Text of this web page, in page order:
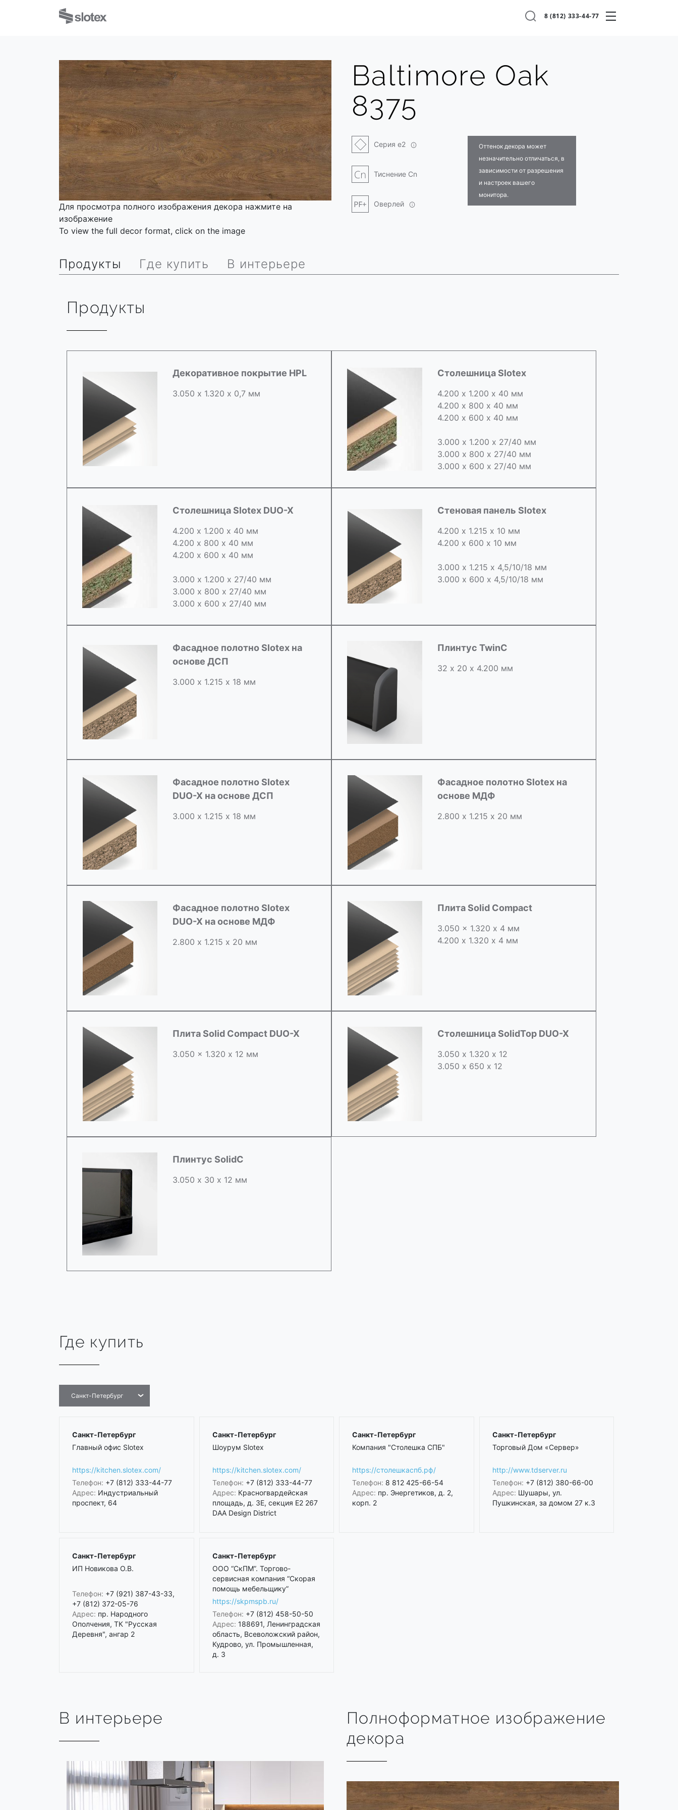
8 (812) 333-44-77
Для просмотра полного изображения декора нажмите на
изображение
To view the full decor format, click on the image
Baltimore Oak
8375
Серия e2
Тиснение Cn
Оверлей
Оттенок декора может
незначительно отличаться, в
зависимости от разрешения
и настроек вашего
монитора.
Продукты Где купить В интерьере
Продукты
Декоративное покрытие HPL
3.050 х 1.320 х 0,7 мм
Столешница Slotex
4.200 х 1.200 х 40 мм
4.200 х 800 х 40 мм
4.200 х 600 х 40 мм
3.000 х 1.200 х 27/40 мм
3.000 х 800 х 27/40 мм
3.000 х 600 х 27/40 мм
Cтолешница Slotex DUO-X
4.200 х 1.200 х 40 мм
4.200 х 800 х 40 мм
4.200 х 600 х 40 мм
3.000 х 1.200 х 27/40 мм
3.000 х 800 х 27/40 мм
3.000 х 600 х 27/40 мм
Стеновая панель Slotex
4.200 х 1.215 х 10 мм
4.200 х 600 х 10 мм
3.000 х 1.215 х 4,5/10/18 мм
3.000 х 600 х 4,5/10/18 мм
Фасадное полотно Slotex на
основе ДСП
3.000 х 1.215 х 18 мм
Плинтус TwinC
32 х 20 х 4.200 мм
Фасадное полотно Slotex
DUO-X на основе ДСП
3.000 х 1.215 х 18 мм
Фасадное полотно Slotex на
основе МДФ
2.800 х 1.215 х 20 мм
Фасадное полотно Slotex
DUO-X на основе МДФ
2.800 х 1.215 х 20 мм
Плита Solid Compact
3.050 x 1.320 х 4 мм
4.200 x 1.320 х 4 мм
Плита Solid Compact DUO-X
3.050 x 1.320 х 12 мм
Столешница SolidTop DUO-X
3.050 х 1.320 х 12
3.050 x 650 х 12
Плинтус SolidC
3.050 х 30 х 12 мм
Где купить
Санкт-Петербург
Санкт-Петербург
Главный офис Slotex
https://kitchen.slotex.com/
Телефон: +7 (812) 333-44-77
Адрес: Индустриальный
проспект, 64
Санкт-Петербург
Шоурум Slotex
https://kitchen.slotex.com/
Телефон: +7 (812) 333-44-77
Адрес: Красногвардейская
площадь, д. 3Е, секция Е2 267
DAA Design District
Санкт-Петербург
Компания "Столешка СПБ"
https://столешкаспб.рф/
Телефон: 8 812 425-66-54
Адрес: пр. Энергетиков, д. 2,
корп. 2
Санкт-Петербург
Торговый Дом «Сервер»
http://www.tdserver.ru
Телефон: +7 (812) 380-66-00
Адрес: Шушары, ул.
Пушкинская, за домом 27 к.3
Санкт-Петербург
ИП Новикова О.В.
Телефон: +7 (921) 387-43-33,
+7 (812) 372-05-76
Адрес: пр. Народного
Ополчения, ТК "Русская
Деревня", ангар 2
Санкт-Петербург
ООО “СкПМ”. Торгово-
сервисная компания “Скорая
помощь мебельщику”
https://skpmspb.ru/
Телефон: +7 (812) 458-50-50
Адрес: 188691, Ленинградская
область, Всеволожский район,
Кудрово, ул. Промышленная,
д. 3
В интерьере
Полноформатное изображение
декора